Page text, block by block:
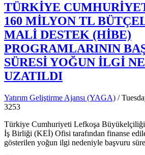
TÜRKİYE
160 MİLYON TL
MALİ DESTEK (HİBE)
PROGRAMLARININ
SÜRESİ YOĞUN İLGİ
UZATILDI
Yatırım Geliştirme Ajansı (YAGA) /
3253
Türkiye Cumhuriyeti Lefkoşa
İş Birliği (KEİ) Ofisi tarafından finanse
gösterilen yoğun ilgi nedeniyle başvuru